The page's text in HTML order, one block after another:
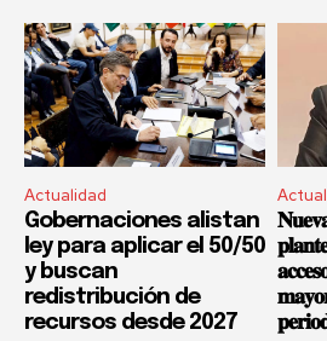
Actualidad
Gobernaciones alistan
ley para aplicar el 50/50
y buscan
redistribución de
recursos desde 2027